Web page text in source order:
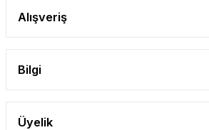
Alışveriş
Bilgi
Üyelik